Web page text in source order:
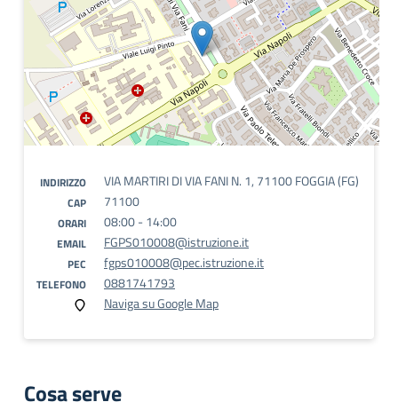
INDIRIZZO VIA MARTIRI DI VIA FANI N. 1, 71100 FOGGIA (FG)
CAP 71100
ORARI 08:00 - 14:00
EMAIL FGPS010008@istruzione.it
PEC fgps010008@pec.istruzione.it
TELEFONO
0881741793
Naviga su Google Map
Cosa serve